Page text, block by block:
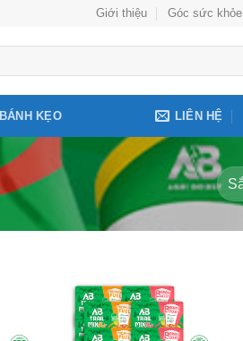
Giới thiệu Góc sức khỏe
BÁNH KẸO LIÊN HỆ
Add to
wishlist